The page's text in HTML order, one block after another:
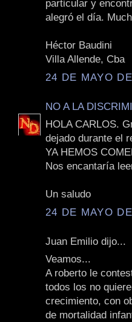
particular y
alegró el día.
Héctor Baudini
Villa Allende, Cba
24 DE MAYO
NO A LA
HOLA CARLOS.
dejado durante el
YA HEMOS
Nos encantaría
Un saludo
24 DE MAYO
Juan Emilio dijo...
Veamos...
A roberto le
todos los no
crecimiento, con
de mortalidad